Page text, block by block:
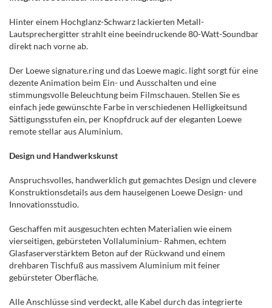
Hinter einem Hochglanz-Schwarz lackierten Metall-
Lautsprechergitter strahlt eine beeindruckende 80-Watt-Soundbar
direkt nach vorne ab.
Der Loewe signature.ring und das Loewe magic. light sorgt für eine
dezente Animation beim Ein- und Ausschalten und eine
stimmungsvolle Beleuchtung beim Filmschauen. Stellen Sie es
einfach jede gewünschte Farbe in verschiedenen Helligkeitsund
Sättigungsstufen ein, per Knopfdruck auf der eleganten Loewe
remote stellar aus Aluminium.
Design und Handwerkskunst
Anspruchsvolles, handwerklich gut gemachtes Design und clevere
Konstruktionsdetails aus dem hauseigenen Loewe Design- und
Innovationsstudio.
Geschaffen mit ausgesuchten echten Materialien wie einem
vierseitigen, gebürsteten Vollaluminium- Rahmen, echtem
Glasfaserverstärktem Beton auf der Rückwand und einem
drehbaren Tischfuß aus massivem Aluminium mit feiner
gebürsteter Oberfläche.
Alle Anschlüsse sind verdeckt, alle Kabel durch das integrierte